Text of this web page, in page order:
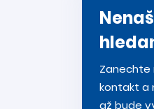
Zanechte
kontakt a
až bude